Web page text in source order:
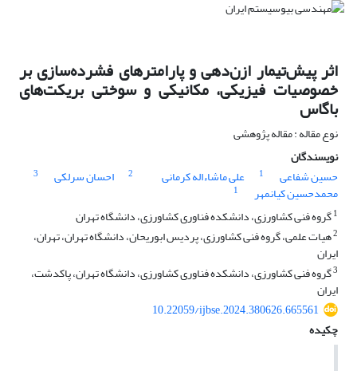
اثر پیش‌تیمار ازن‌دهی و پارامترهای فشرده‌سازی بر
خصوصیات فیزیکی، مکانیکی و سوختی بریکت‌های
باگاس
نوع مقاله : مقاله پژوهشی
نویسندگان
حسین شفاعی
1 علی ماشاءاله کرمانی 2 احسان سرلکی 3
محمدحسین کیانمهر
1
1گروه فنی کشاورزی، دانشکده فناوری کشاورزی، دانشگاه تهران
2هیات علمی، گروه فنی کشاورزی، پردیس ابوریحان، دانشگاه تهران، تهران،
ایران
3گروه فنی کشاورزی، دانشکده فناوری کشاورزی، دانشگاه تهران، پاکدشت،
ایران
10.22059/ijbse.2024.380626.665561
چکیده